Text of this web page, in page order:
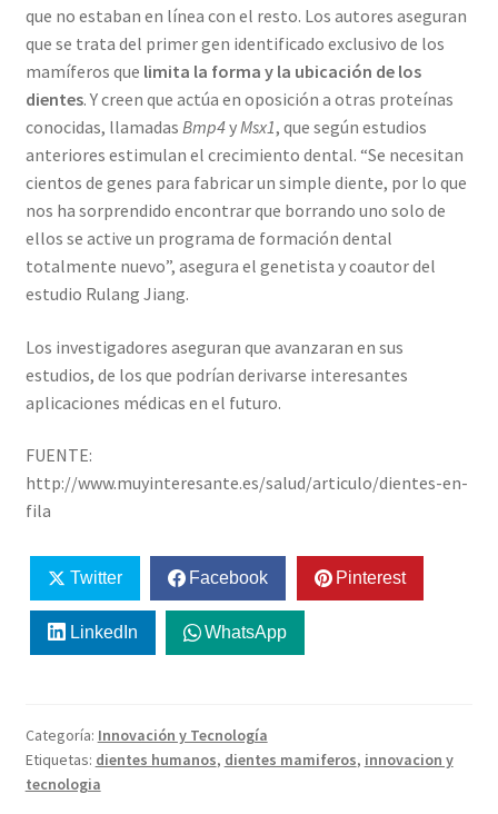
que no estaban en línea con el resto. Los autores aseguran
que se trata del primer gen identificado exclusivo de los
mamíferos que limita la forma y la ubicación de los
dientes. Y creen que actúa en oposición a otras proteínas
conocidas, llamadas Bmp4y Msx1, que según estudios
anteriores estimulan el crecimiento dental. “Se necesitan
cientos de genes para fabricar un simple diente, por lo que
nos ha sorprendido encontrar que borrando uno solo de
ellos se active un programa de formación dental
totalmente nuevo”, asegura el genetista y coautor del
estudio Rulang Jiang.
Los investigadores aseguran que avanzaran en sus
estudios, de los que podrían derivarse interesantes
aplicaciones médicas en el futuro.
FUENTE:
http://www.muyinteresante.es/salud/articulo/dientes-en-
fila
Twitter Facebook Pinterest
LinkedIn WhatsApp
Categoría: Innovación y Tecnología
Etiquetas: dientes humanos, dientes mamiferos, innovacion y
tecnologia